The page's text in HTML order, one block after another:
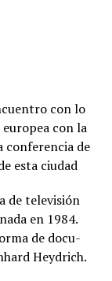
con lo
con la
conferencia de
esta ciudad
de televisión
en 1984.
de docu-
Heydrich.